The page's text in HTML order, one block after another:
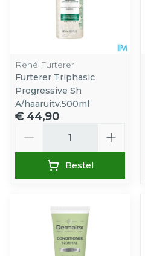
René Furterer
Furterer Triphasic
Progressive Sh
A/haaruitv.500ml
€ 44,90
Bestel